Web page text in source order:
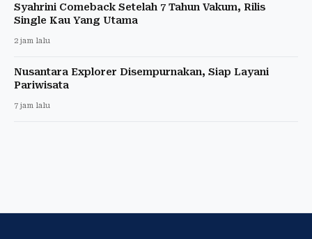
Syahrini Comeback Setelah 7 Tahun Vakum, Rilis
Single Kau Yang Utama
2 jam lalu
Nusantara Explorer Disempurnakan, Siap Layani
Pariwisata
7 jam lalu